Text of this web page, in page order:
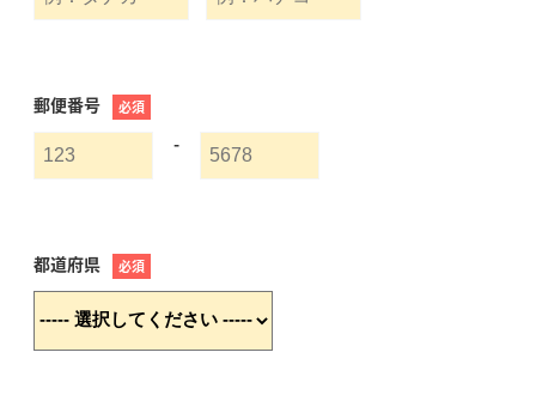
郵便番号 必須
-
都道府県 必須